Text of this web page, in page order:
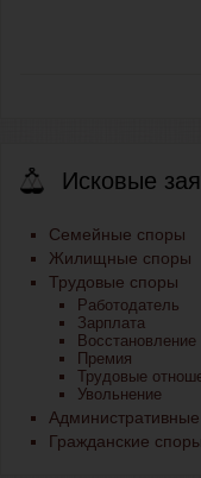
Исковые
Семейные споры
Жилищные споры
Трудовые споры
Работодатель
Зарплата
Восстановление
Премия
Трудовые
Увольнение
Гражданские споры